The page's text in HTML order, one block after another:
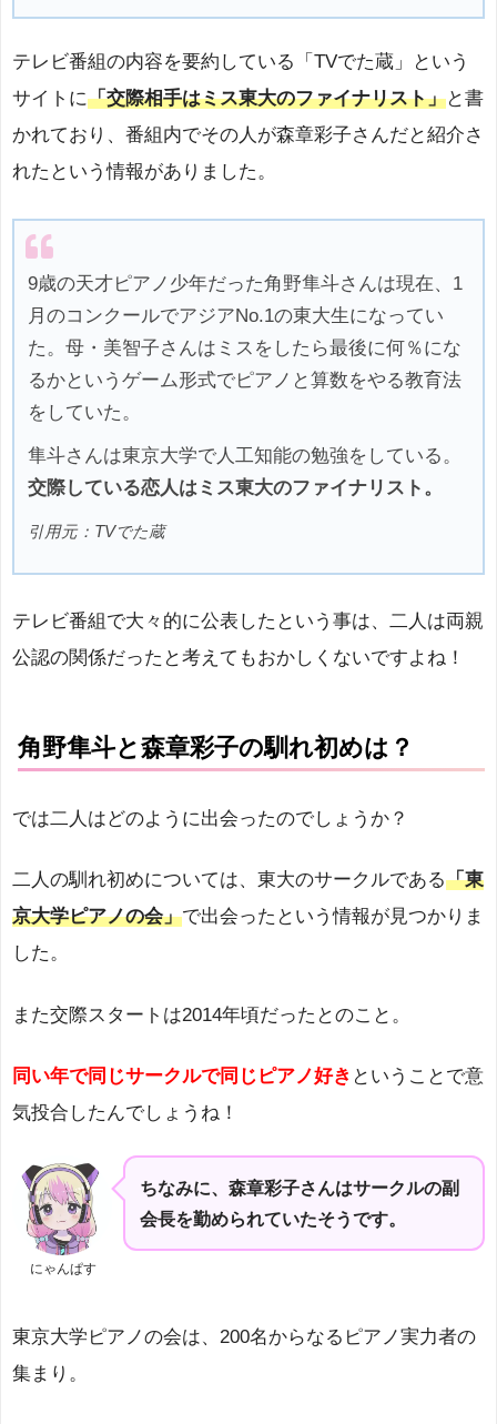
テレビ番組の内容を要約している「TVでた蔵」という
サイトに「交際相手はミス東大のファイナリスト」と書
かれており、番組内でその人が森章彩子さんだと紹介さ
れたという情報がありました。
9歳の天才ピアノ少年だった角野隼斗さんは現在、1
月のコンクールでアジアNo.1の東大生になってい
た。母・美智子さんはミスをしたら最後に何％にな
るかというゲーム形式でピアノと算数をやる教育法
をしていた。
隼斗さんは東京大学で人工知能の勉強をしている。
交際している恋人はミス東大のファイナリスト。
引用元：TVでた蔵
テレビ番組で大々的に公表したという事は、二人は両親
公認の関係だったと考えてもおかしくないですよね！
角野隼斗と森章彩子の馴れ初めは？
では二人はどのように出会ったのでしょうか？
二人の馴れ初めについては、東大のサークルである「東
京大学ピアノの会」で出会ったという情報が見つかりま
した。
また交際スタートは2014年頃だったとのこと。
同い年で同じサークルで同じピアノ好き ということで意
気投合したんでしょうね！
にゃんぱす
ちなみに、森章彩子さんはサークルの副
会長を勤められていたそうです。
東京大学ピアノの会は、200名からなるピアノ実力者の
集まり。